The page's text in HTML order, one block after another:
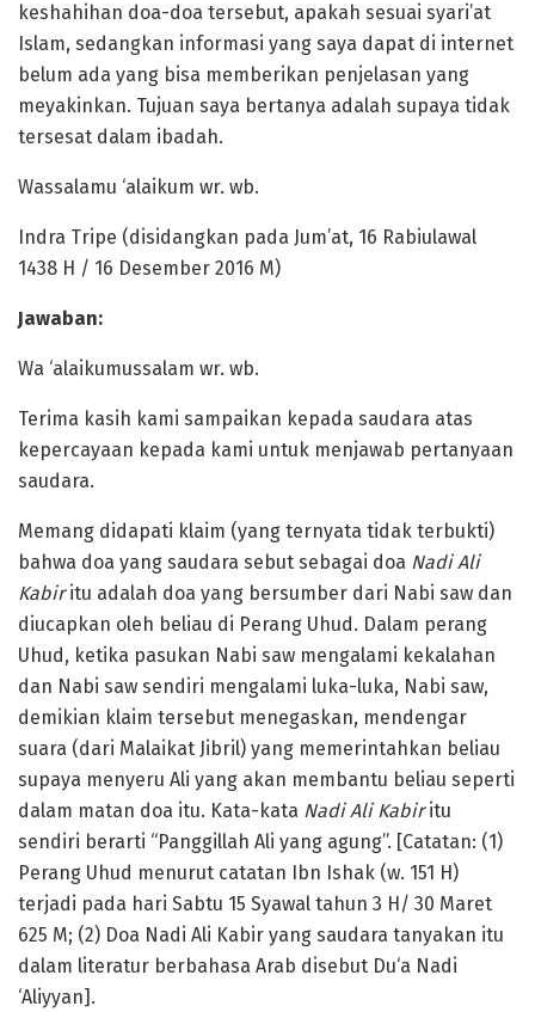
keshahihan doa-doa tersebut, apakah sesuai syari’at
Islam, sedangkan informasi yang saya dapat di internet
belum ada yang bisa memberikan penjelasan yang
meyakinkan. Tujuan saya bertanya adalah supaya tidak
tersesat dalam ibadah.
Wassalamu ‘alaikum wr. wb.
Indra Tripe (disidangkan pada Jum’at, 16 Rabiulawal
1438 H / 16 Desember 2016 M)
Jawaban:
Wa ‘alaikumussalam wr. wb.
Terima kasih kami sampaikan kepada saudara atas
kepercayaan kepada kami untuk menjawab pertanyaan
saudara.
Memang didapati klaim (yang ternyata tidak terbukti)
bahwa doa yang saudara sebut sebagai doa Nadi Ali
Kabiritu adalah doa yang bersumber dari Nabi saw dan
diucapkan oleh beliau di Perang Uhud. Dalam perang
Uhud, ketika pasukan Nabi saw mengalami kekalahan
dan Nabi saw sendiri mengalami luka-luka, Nabi saw,
demikian klaim tersebut menegaskan, mendengar
suara (dari Malaikat Jibril) yang memerintahkan beliau
supaya menyeru Ali yang akan membantu beliau seperti
dalam matan doa itu. Kata-kata Nadi Ali Kabiritu
sendiri berarti “Panggillah Ali yang agung”. [Catatan: (1)
Perang Uhud menurut catatan Ibn Ishak (w. 151 H)
terjadi pada hari Sabtu 15 Syawal tahun 3 H/ 30 Maret
625 M; (2) Doa Nadi Ali Kabir yang saudara tanyakan itu
dalam literatur berbahasa Arab disebut Du‘a Nadi
‘Aliyyan].